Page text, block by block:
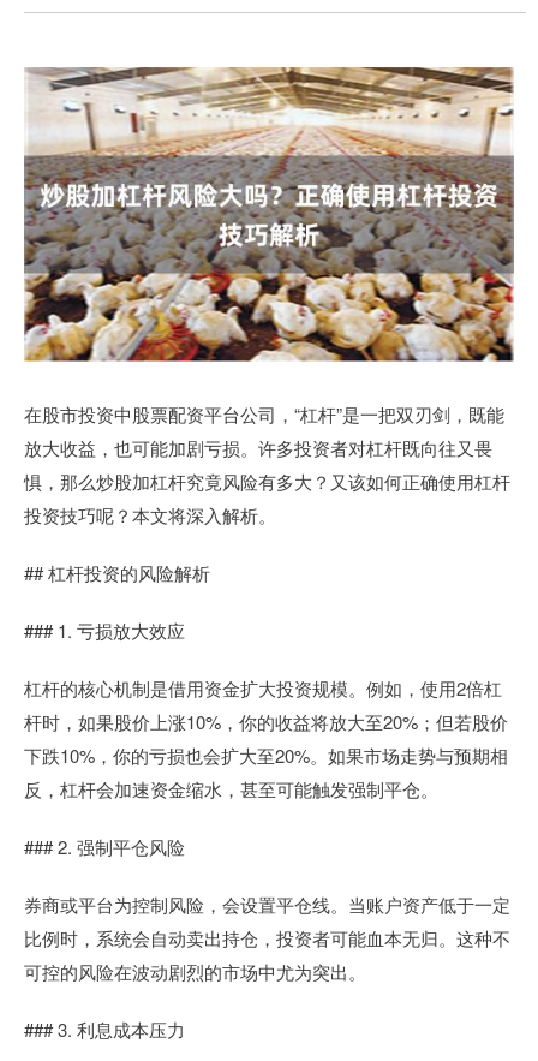
在股市投资中股票配资平台公司，“杠杆”是一把双刃剑，既能
放大收益，也可能加剧亏损。许多投资者对杠杆既向往又畏
惧，那么炒股加杠杆究竟风险有多大？又该如何正确使用杠杆
投资技巧呢？本文将深入解析。
## 杠杆投资的风险解析
### 1. 亏损放大效应
杠杆的核心机制是借用资金扩大投资规模。例如，使用2倍杠
杆时，如果股价上涨10%，你的收益将放大至20%；但若股价
下跌10%，你的亏损也会扩大至20%。如果市场走势与预期相
反，杠杆会加速资金缩水，甚至可能触发强制平仓。
### 2. 强制平仓风险
券商或平台为控制风险，会设置平仓线。当账户资产低于一定
比例时，系统会自动卖出持仓，投资者可能血本无归。这种不
可控的风险在波动剧烈的市场中尤为突出。
### 3. 利息成本压力